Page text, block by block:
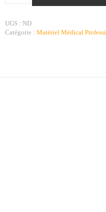
UGS : ND
Catégorie : Matériel Médical